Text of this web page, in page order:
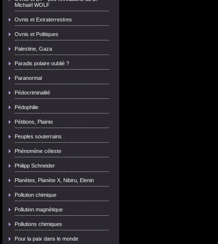
Michaël WOLF
Ovnis et Extraterrestres
Ovnis et Politiques
Palestine, Gaza
Paradis polaire oublié ?
Paranormal
Pédocriminalité
Pédophilie
Pétitions, Plainte
Peuples souterrains
Phénomène céleste
Philipp Schneider
Planètes, Planète X, Nibiru, Elenin
Pollution chimique
Pollution magnétique
Pollutions chimiques
Pour la paix dans le monde